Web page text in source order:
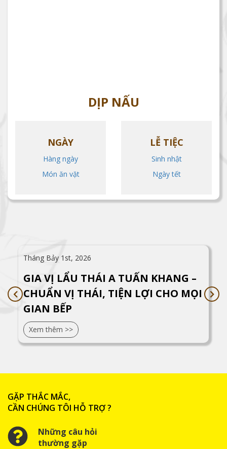
DỊP NẤU
NGÀY
Hàng ngày
Món ăn vặt
LỄ TIỆC
Sinh nhật
Ngày tết
Tháng Bảy 1st, 2026
GIA VỊ LẨU THÁI A TUẤN KHANG –
CHUẨN VỊ THÁI, TIỆN LỢI CHO MỌI
GIAN BẾP
Xem thêm >>
GẶP THẮC MẮC,
CẦN CHÚNG TÔI HỖ TRỢ ?
Những câu hỏi
thường gặp